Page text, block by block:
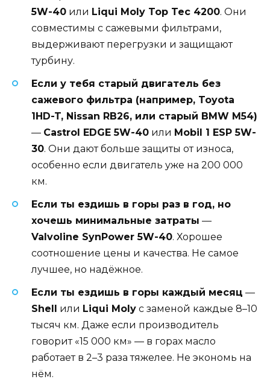
5W-40 или Liqui Moly Top Tec 4200. Они
совместимы с сажевыми фильтрами,
выдерживают перегрузки и защищают
турбину.
Если у тебя старый двигатель без
сажевого фильтра (например, Toyota
1HD-T, Nissan RB26, или старый BMW M54)
— Castrol EDGE 5W-40 или Mobil 1 ESP 5W-
30. Они дают больше защиты от износа,
особенно если двигатель уже на 200 000
км.
Если ты ездишь в горы раз в год, но
хочешь минимальные затраты —
Valvoline SynPower 5W-40. Хорошее
соотношение цены и качества. Не самое
лучшее, но надёжное.
Если ты ездишь в горы каждый месяц —
Shell
или Liqui Moly с заменой каждые 8–10
тысяч км. Даже если производитель
говорит «15 000 км» — в горах масло
работает в 2–3 раза тяжелее. Не экономь на
нём.